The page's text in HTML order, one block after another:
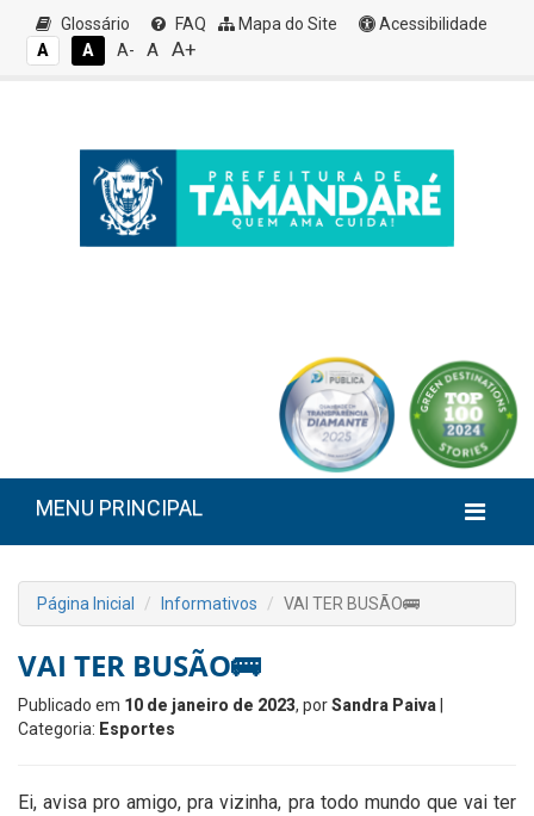
Glossário FAQ Mapa do Site
Acessibilidade
A
A A- A A+
MENU PRINCIPAL
Página Inicial Informativos VAI TER BUSÃO🚌
VAI TER BUSÃO🚌
Publicado em 10 de janeiro de 2023, porSandra Paiva
Categoria: Esportes
Ei, avisa pro amigo, pra vizinha, pra todo mundo que vai ter